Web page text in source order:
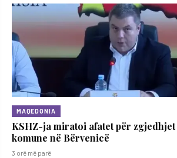
MAQEDONIA
KSHZ-ja miratoi afatet për
komune në Bërvenicë
3 orë më parë